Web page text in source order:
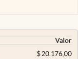
Valor
$20.176,00